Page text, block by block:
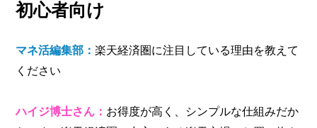
初心者向け
マネ活編集部：楽天経済圏に注目している理由を教えて
ください
ハイジ博士さん： お得度が高く、シンプルな仕組みだか